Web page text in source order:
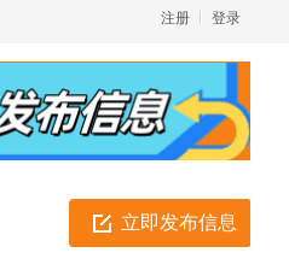
登录
注册
立即发布信息